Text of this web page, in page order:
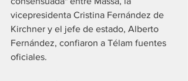
vicepresidenta Cristina Fernández de
Kirchner y el jefe de estado, Alberto
Fernández, confiaron a Télam fuentes
oficiales.